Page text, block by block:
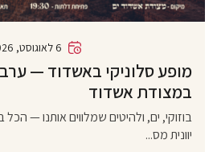
6 לאוגוסט, 2026
מופע סלוניקי באשדוד —
במצודת אשדוד
בוזוקי, ים, ולהיטים שמלווים אותנו —
יוונית מס...